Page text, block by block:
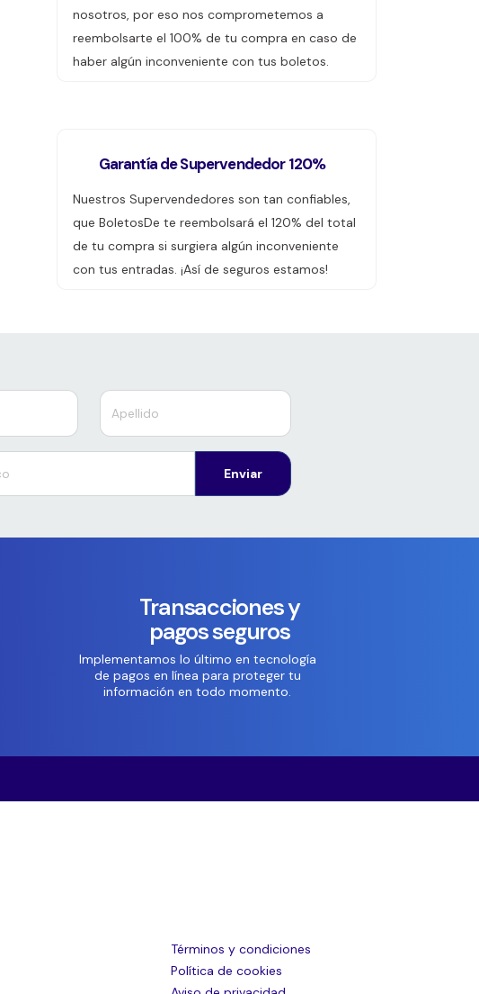
nosotros, por eso nos comprometemos a
reembolsarte el 100% de tu compra en caso de
haber algún inconveniente con tus boletos.
Garantía de Supervendedor 120%
Nuestros Supervendedores son tan confiables,
que BoletosDe te reembolsará el 120% del total
de tu compra si surgiera algún inconveniente
con tus entradas. ¡Así de seguros estamos!
Enviar
Transacciones y
pagos seguros
Implementamos lo último en tecnología
de pagos en línea para proteger tu
información en todo momento.
Términos y condiciones
Política de cookies